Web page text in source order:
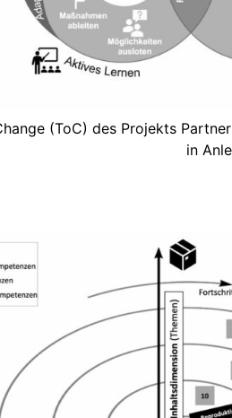
(ToC) des Projekts
in